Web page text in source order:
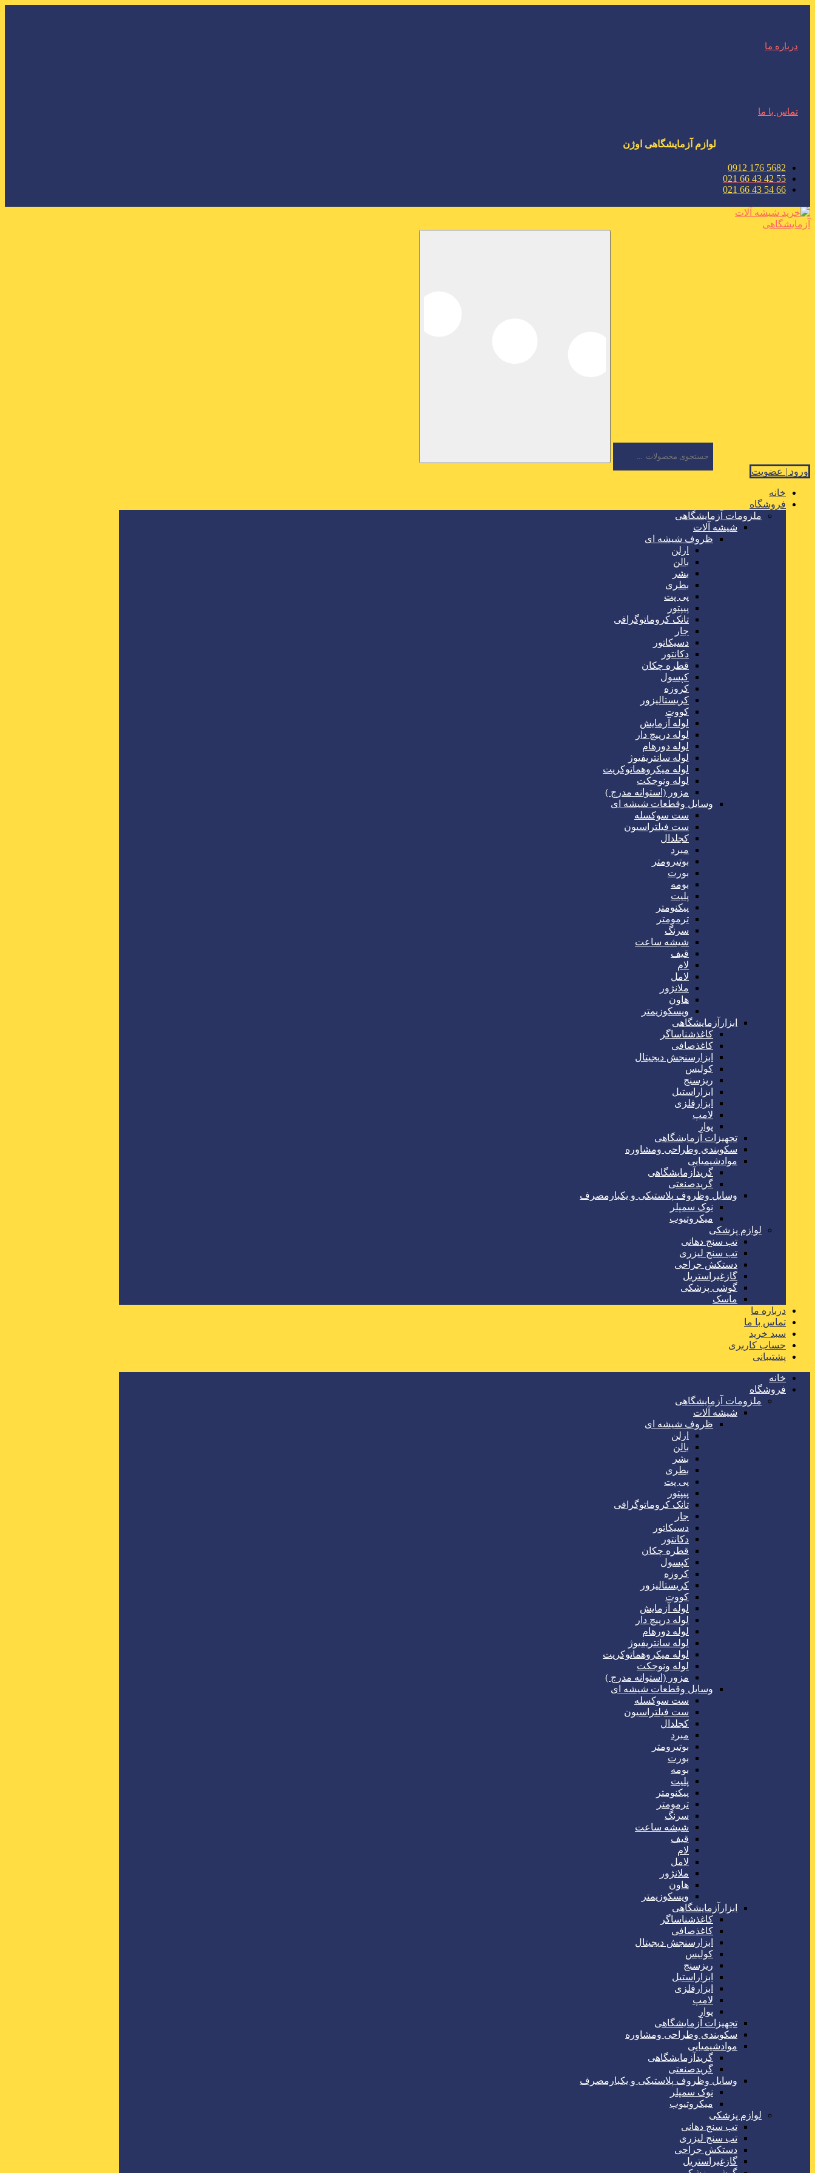
درباره ما
تماس با ما
لوازم آزمایشگاهی اوژن
5682 176 0912
55 42 43 66 021
66 54 43 66 021
ورود | عضویت
خانه
فروشگاه
ملزومات آزمایشگاهی
شیشه آلات
ظروف شیشه ای
ارلن
بالن
بشر
بطری
پی پت
پیپتور
تانک کروماتوگرافی
جار
دسیکاتور
دکانتور
قطره چکان
کپسول
کروزه
کریستالیزور
کووت
لوله آزمایش
لوله درپیچ دار
لوله دورهام
لوله سانتریفیوژ
لوله میکروهماتوکریت
لوله ونوجکت
مزور (استوانه مدرج )
وسایل وقطعات شیشه ای
ست سوکسله
ست فیلتراسیون
کجلدال
مبرد
بوتیرومتر
بورت
بومه
پلیت
پیکنومتر
ترمومتر
سرنگ
شیشه ساعت
قیف
لام
لامل
ملانژور
هاون
ویسکوزیمتر
ابزارآزمایشگاهی
کاغذشناساگر
کاغذصافی
ابزارسنجش دیجیتال
کولیس
ریزسنج
ابزاراستیل
ابزارفلزی
لامپ
پوار
تجهیزات آزمایشگاهی
سکوبندی وطراحی ومشاوره
موادشیمیایی
گریدآزمایشگاهی
گریدصنعتی
وسایل وظروف پلاستیکی و یکبارمصرف
نوک سمپلر
میکروتیوب
لوازم پزشکی
تب سنج دهانی
تب سنج لیزری
دستکش جراحی
گازغیراستریل
گوشی پزشکی
ماسک
درباره ما
تماس با ما
سبد خرید
حساب کاربری
پشتیبانی
خانه
فروشگاه
ملزومات آزمایشگاهی
شیشه آلات
ظروف شیشه ای
ارلن
بالن
بشر
بطری
پی پت
پیپتور
تانک کروماتوگرافی
جار
دسیکاتور
دکانتور
قطره چکان
کپسول
کروزه
کریستالیزور
کووت
لوله آزمایش
لوله درپیچ دار
لوله دورهام
لوله سانتریفیوژ
لوله میکروهماتوکریت
لوله ونوجکت
مزور (استوانه مدرج )
وسایل وقطعات شیشه ای
ست سوکسله
ست فیلتراسیون
کجلدال
مبرد
بوتیرومتر
بورت
بومه
پلیت
پیکنومتر
ترمومتر
سرنگ
شیشه ساعت
قیف
لام
لامل
ملانژور
هاون
ویسکوزیمتر
ابزارآزمایشگاهی
کاغذشناساگر
کاغذصافی
ابزارسنجش دیجیتال
کولیس
ریزسنج
ابزاراستیل
ابزارفلزی
لامپ
پوار
تجهیزات آزمایشگاهی
سکوبندی وطراحی ومشاوره
موادشیمیایی
گریدآزمایشگاهی
گریدصنعتی
وسایل وظروف پلاستیکی و یکبارمصرف
نوک سمپلر
میکروتیوب
لوازم پزشکی
تب سنج دهانی
تب سنج لیزری
دستکش جراحی
گازغیراستریل